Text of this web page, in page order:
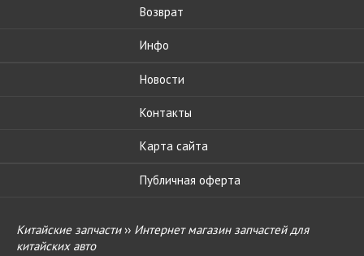
Возврат
Инфо
Новости
Контакты
Карта сайта
Публичная оферта
Китайские запчасти›› Интернет магазин запчастей для
китайских авто